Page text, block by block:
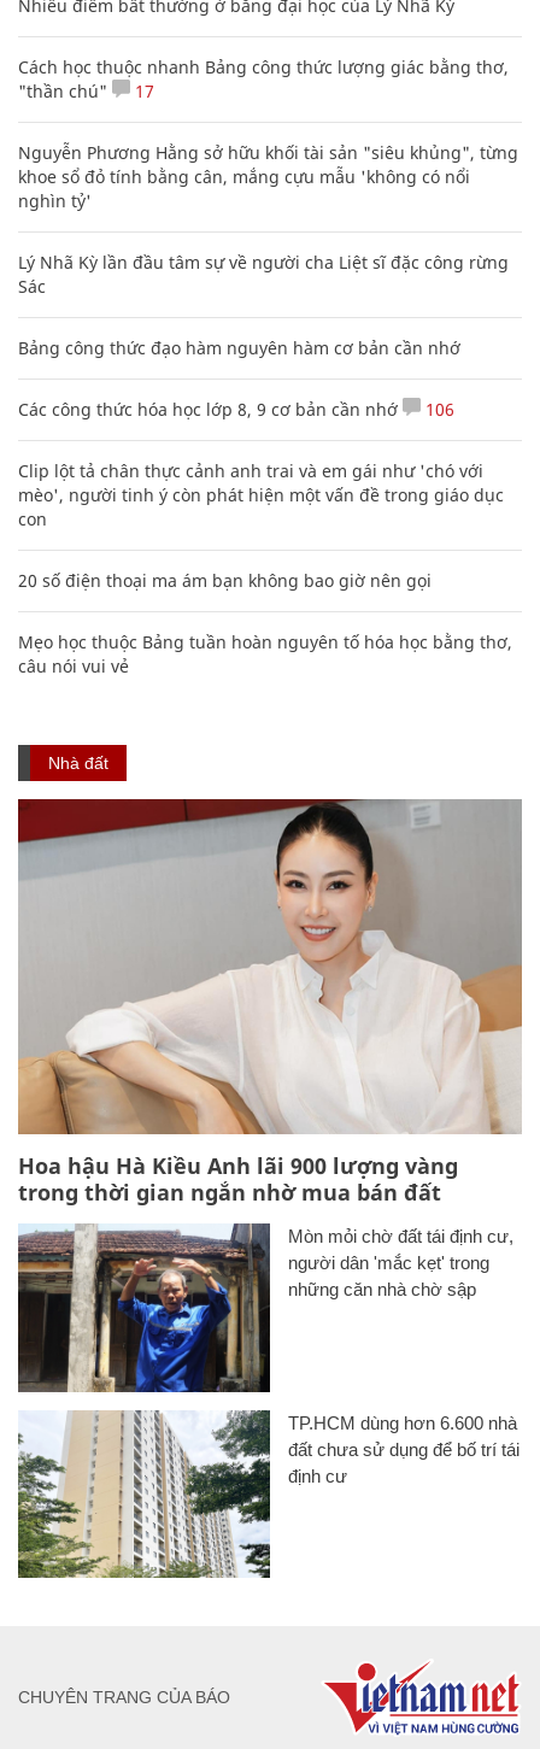
Nhiều điểm bất thường ở bằng đại học của Lý Nhã Kỳ
Cách học thuộc nhanh Bảng công thức lượng giác bằng thơ,
"thần chú"
17
Nguyễn Phương Hằng sở hữu khối tài sản "siêu khủng", từng
khoe sổ đỏ tính bằng cân, mắng cựu mẫu 'không có nổi
nghìn tỷ'
Lý Nhã Kỳ lần đầu tâm sự về người cha Liệt sĩ đặc công rừng
Sác
Bảng công thức đạo hàm nguyên hàm cơ bản cần nhớ
Các công thức hóa học lớp 8, 9 cơ bản cần nhớ 106
Clip lột tả chân thực cảnh anh trai và em gái như 'chó với
mèo', người tinh ý còn phát hiện một vấn đề trong giáo dục
con
20 số điện thoại ma ám bạn không bao giờ nên gọi
Mẹo học thuộc Bảng tuần hoàn nguyên tố hóa học bằng thơ,
câu nói vui vẻ
Nhà đất
Hoa hậu Hà Kiều Anh lãi 900 lượng vàng
trong thời gian ngắn nhờ mua bán đất
Mòn mỏi chờ đất tái định cư,
người dân 'mắc kẹt' trong
những căn nhà chờ sập
TP.HCM dùng hơn 6.600 nhà
đất chưa sử dụng để bố trí tái
định cư
CHUYÊN TRANG CỦA BÁO